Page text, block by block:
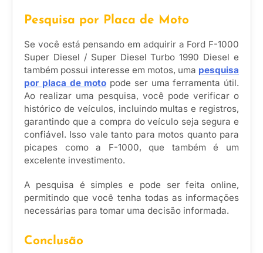
Pesquisa por Placa de Moto
Se você está pensando em adquirir a Ford F-1000
Super Diesel / Super Diesel Turbo 1990 Diesel e
também possui interesse em motos, uma pesquisa
por placa de moto pode ser uma ferramenta útil.
Ao realizar uma pesquisa, você pode verificar o
histórico de veículos, incluindo multas e registros,
garantindo que a compra do veículo seja segura e
confiável. Isso vale tanto para motos quanto para
picapes como a F-1000, que também é um
excelente investimento.
A pesquisa é simples e pode ser feita online,
permitindo que você tenha todas as informações
necessárias para tomar uma decisão informada.
Conclusão